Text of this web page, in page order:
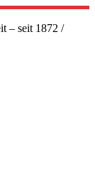
– seit 1872 /